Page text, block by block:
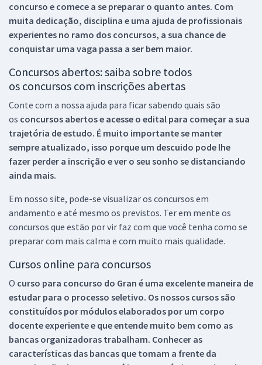
concurso e comece a se preparar o quanto antes. Com
muita dedicação, disciplina e uma ajuda de profissionais
experientes no ramo dos concursos, a sua chance de
conquistar uma vaga passa a ser bem maior.
Concursos abertos: saiba sobre todos
os concursos com inscrições abertas
Conte com a nossa ajuda para ficar sabendo quais são
os concursos abertos e acesse o edital para começar a sua
trajetória de estudo. É muito importante se manter
sempre atualizado, isso porque um descuido pode lhe
fazer perder a inscrição e ver o seu sonho se distanciando
ainda mais.
Em nosso site, pode-se visualizar os concursos em
andamento e até mesmo os previstos. Ter em mente os
concursos que estão por vir faz com que você tenha como se
preparar com mais calma e com muito mais qualidade.
Cursos online para concursos
O curso para concurso do Gran é uma excelente maneira de
estudar para o processo seletivo. Os nossos cursos são
constituídos por módulos elaborados por um corpo
docente experiente e que entende muito bem como as
bancas organizadoras trabalham. Conhecer as
características das bancas que tomam a frente da